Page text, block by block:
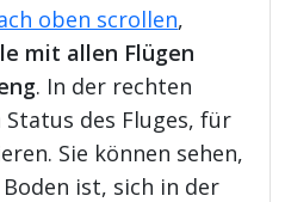
oben scrollen,
mit allen Flügen
. In der rechten
des Fluges, für
Sie können sehen,
ist, sich in der